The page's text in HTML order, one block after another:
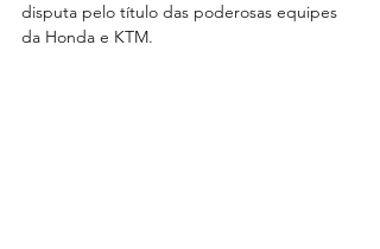
disputa pelo título das poderosas equipes
da Honda e KTM.